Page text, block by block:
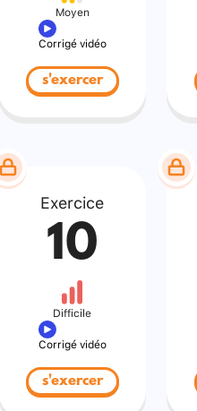
Moyen
Corrigé vidéo
s'exercer
Exercice
10
Difficile
Corrigé vidéo
s'exercer